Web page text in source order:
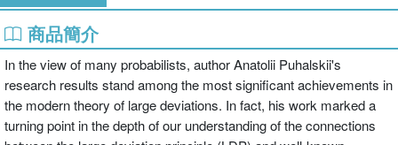
商品簡介
In the view of many probabilists, author Anatolii Puhalskii's
research results stand among the most significant achievements in
the modern theory of large deviations. In fact, his work marked a
turning point in the depth of our understanding of the connections